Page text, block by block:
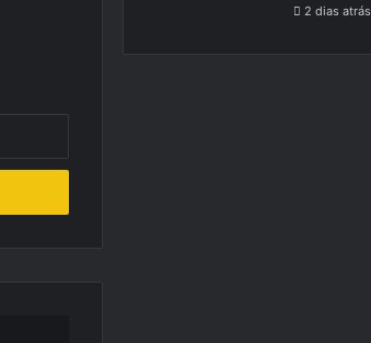
2 dias atrás